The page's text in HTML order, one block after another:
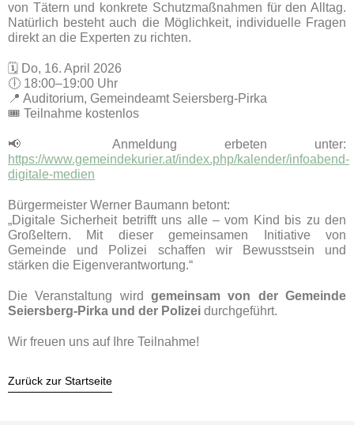
von Tätern und konkrete Schutzmaßnahmen für den Alltag.
Natürlich besteht auch die Möglichkeit, individuelle Fragen
direkt an die Experten zu richten.
🗓 Do, 16. April 2026
🕕 18:00–19:00 Uhr
📍 Auditorium, Gemeindeamt Seiersberg-Pirka
🎟 Teilnahme kostenlos
📢 Anmeldung erbeten unter:
https://www.gemeindekurier.at/index.php/kalender/infoabend-
digitale-medien
Bürgermeister Werner Baumann betont:
„Digitale Sicherheit betrifft uns alle – vom Kind bis zu den
Großeltern. Mit dieser gemeinsamen Initiative von
Gemeinde und Polizei schaffen wir Bewusstsein und
stärken die Eigenverantwortung.“
Die Veranstaltung wird gemeinsam von der Gemeinde
Seiersberg-Pirka und der Polizei durchgeführt.
Wir freuen uns auf Ihre Teilnahme!
Zurück zur Startseite